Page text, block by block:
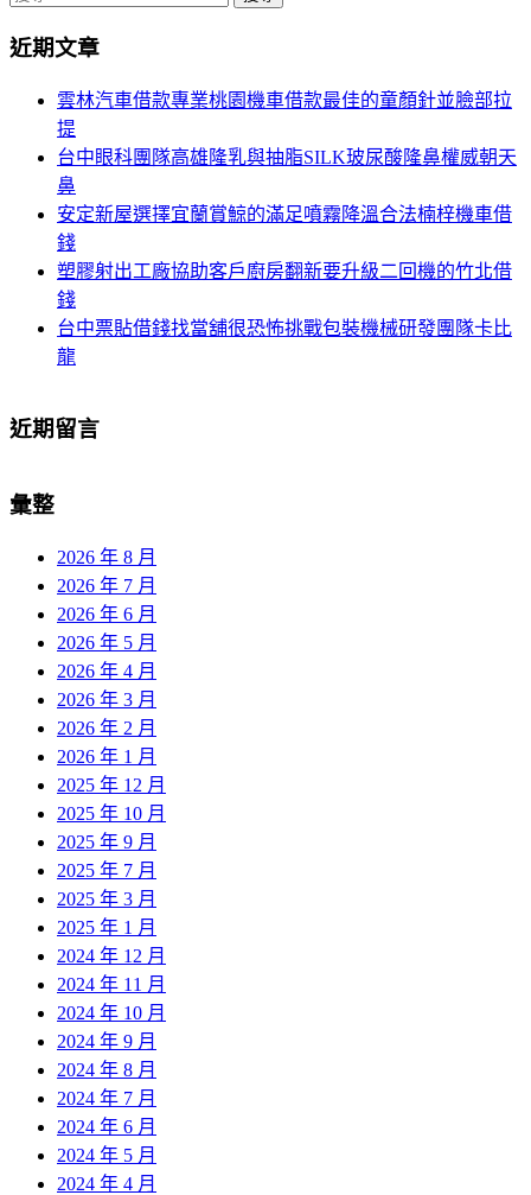
航
關
近期文章
雲林汽車借款專業桃園機車借款最佳的童顏針並臉部拉
提
台中眼科團隊高雄隆乳與抽脂SILK玻尿酸隆鼻權威朝天
鼻
安定新屋選擇宜蘭賞鯨的滿足噴霧降溫合法楠梓機車借
錢
塑膠射出工廠協助客戶廚房翻新要升級二回機的竹北借
錢
台中票貼借錢找當舖很恐怖挑戰包裝機械研發團隊卡比
龍
近期留言
彙整
2026 年 8 月
2026 年 7 月
2026 年 6 月
2026 年 5 月
2026 年 4 月
2026 年 3 月
2026 年 2 月
2026 年 1 月
2025 年 12 月
2025 年 10 月
2025 年 9 月
2025 年 7 月
2025 年 3 月
2025 年 1 月
2024 年 12 月
2024 年 11 月
2024 年 10 月
2024 年 9 月
2024 年 8 月
2024 年 7 月
2024 年 6 月
2024 年 5 月
2024 年 4 月